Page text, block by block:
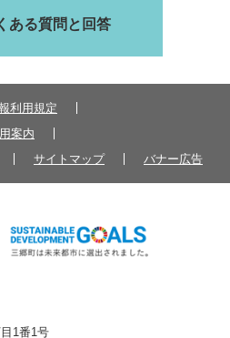
ある質問と回答
利用規定
案内
サイトマップ バナー広告
1番1号